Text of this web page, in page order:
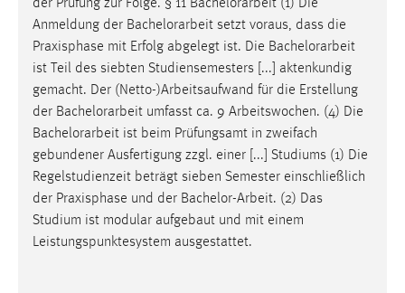
der Prüfung zur Folge. § 11 Bachelorarbeit (1) Die
Anmeldung der Bachelorarbeit setzt voraus, dass die
Praxisphase mit Erfolg abgelegt ist. Die Bachelorarbeit
ist Teil des siebten Studiensemesters [...] aktenkundig
gemacht. Der (Netto-)Arbeitsaufwand für die Erstellung
der Bachelorarbeit umfasst ca. 9 Arbeitswochen. (4) Die
Bachelorarbeit ist beim Prüfungsamt in zweifach
gebundener Ausfertigung zzgl. einer [...] Studiums (1) Die
Regelstudienzeit beträgt sieben Semester einschließlich
der Praxisphase und der Bachelor-Arbeit. (2) Das
Studium ist modular aufgebaut und mit einem
Leistungspunktesystem ausgestattet.
Performance
Name:
Zweck:
Für performante Seitenauslieferung wird in diesem Cookie
gespeichert, ob man eingeloggt ist.
Sprachpräferenz